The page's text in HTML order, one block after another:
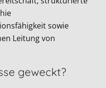
sowie
Leitung von
geweckt?